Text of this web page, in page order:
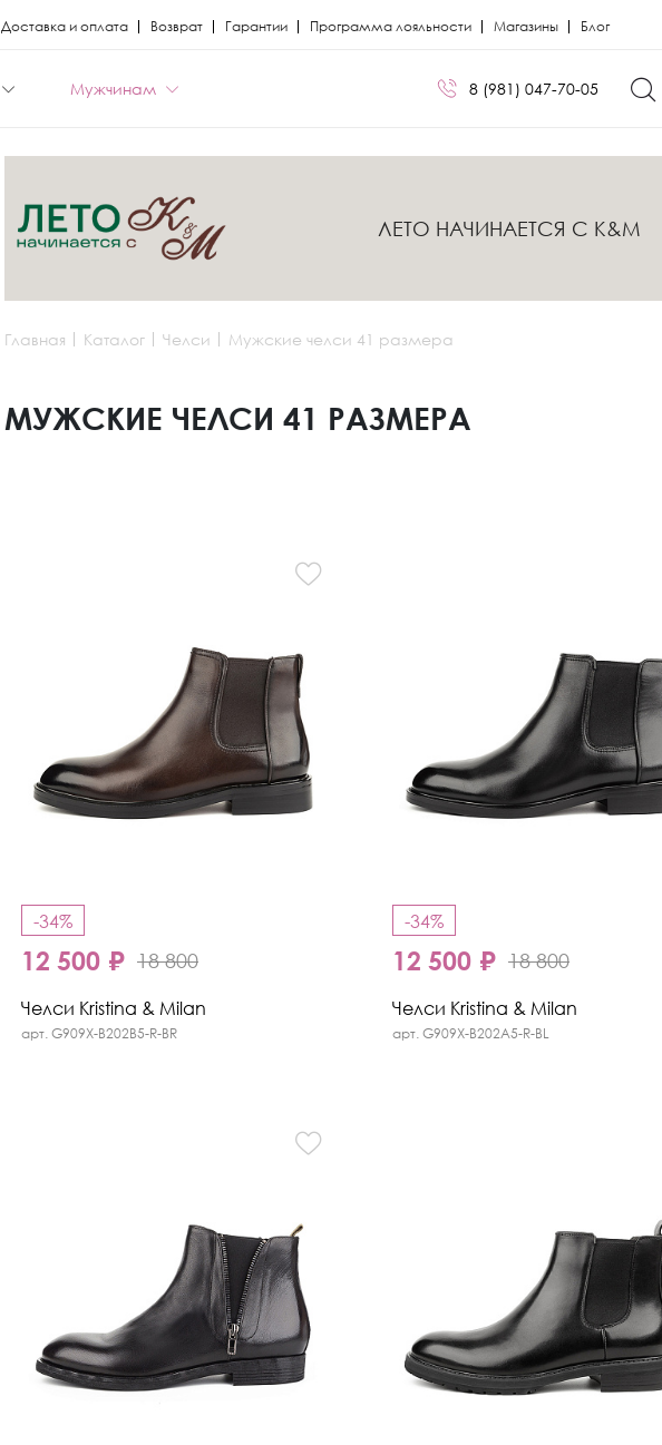
Доставка и оплата Возврат Гарантии Программа лояльности Магазины Блог
Новая коллекция Ботфорты Kristina Milan
Мужчинам
Новая коллекция Кеды Kristina Milan
8 (981) 047-70-05
45
ЛЕТО НАЧИНАЕТСЯ С K&M
Главная Каталог Челси Мужские челси 41 размера
МУЖСКИЕ ЧЕЛСИ 41 РАЗМЕРА
-34%
12 500 ₽ 18 800
Челси Kristina & Milan
арт. G909X-B202B5-R-BR
-34%
12 500 ₽ 18 800
Челси Kristina & Milan
арт. G909X-B202A5-R-BL